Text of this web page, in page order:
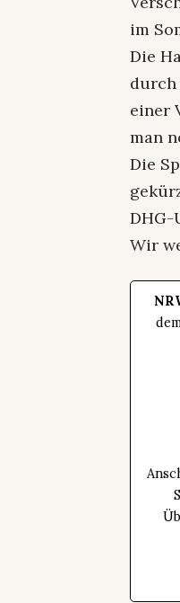
im
Die
durch
einer
man
Die
DHG-
Wir